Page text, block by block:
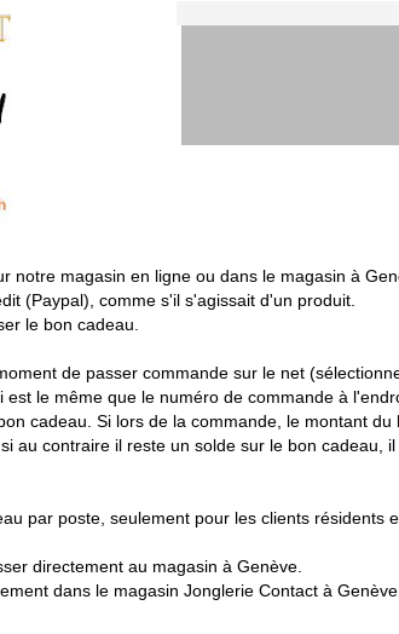
notre magasin en ligne ou dans le magasin à
(Paypal), comme s'il s'agissait d'un produit.
le bon cadeau.
de passer commande sur le net
le même que le numéro de commande à
cadeau. Si lors de la commande, le montant
au contraire il reste un solde sur le bon cadeau,
par poste, seulement pour les clients
directement au magasin à Genève.
dans le magasin Jonglerie Contact à